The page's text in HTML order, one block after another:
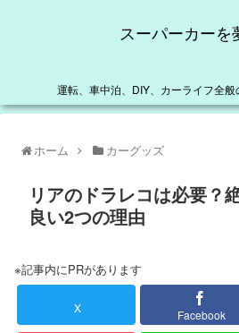
スーパーカーを
運転、車中泊、DIY、カーライフ全般
ホーム カーグッズ
リアのドラレコは必要？
良い2つの理由
※記事内にPRがあります
X Facebook